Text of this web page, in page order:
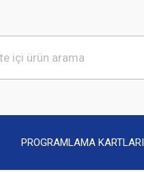
PROGRAMLAMA KARTLARI